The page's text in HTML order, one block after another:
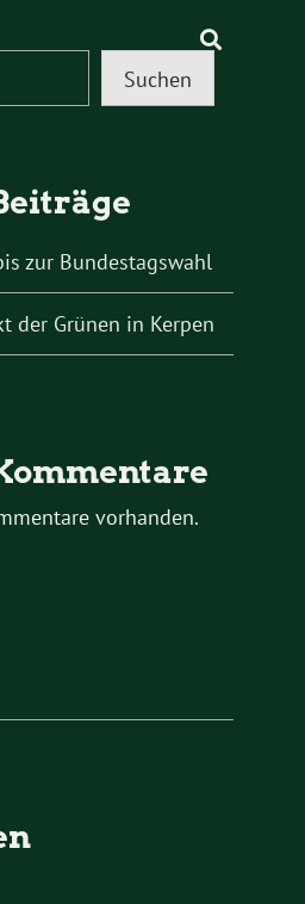
Suchen
zur Bundestagswahl
der Grünen in Kerpen
vorhanden.